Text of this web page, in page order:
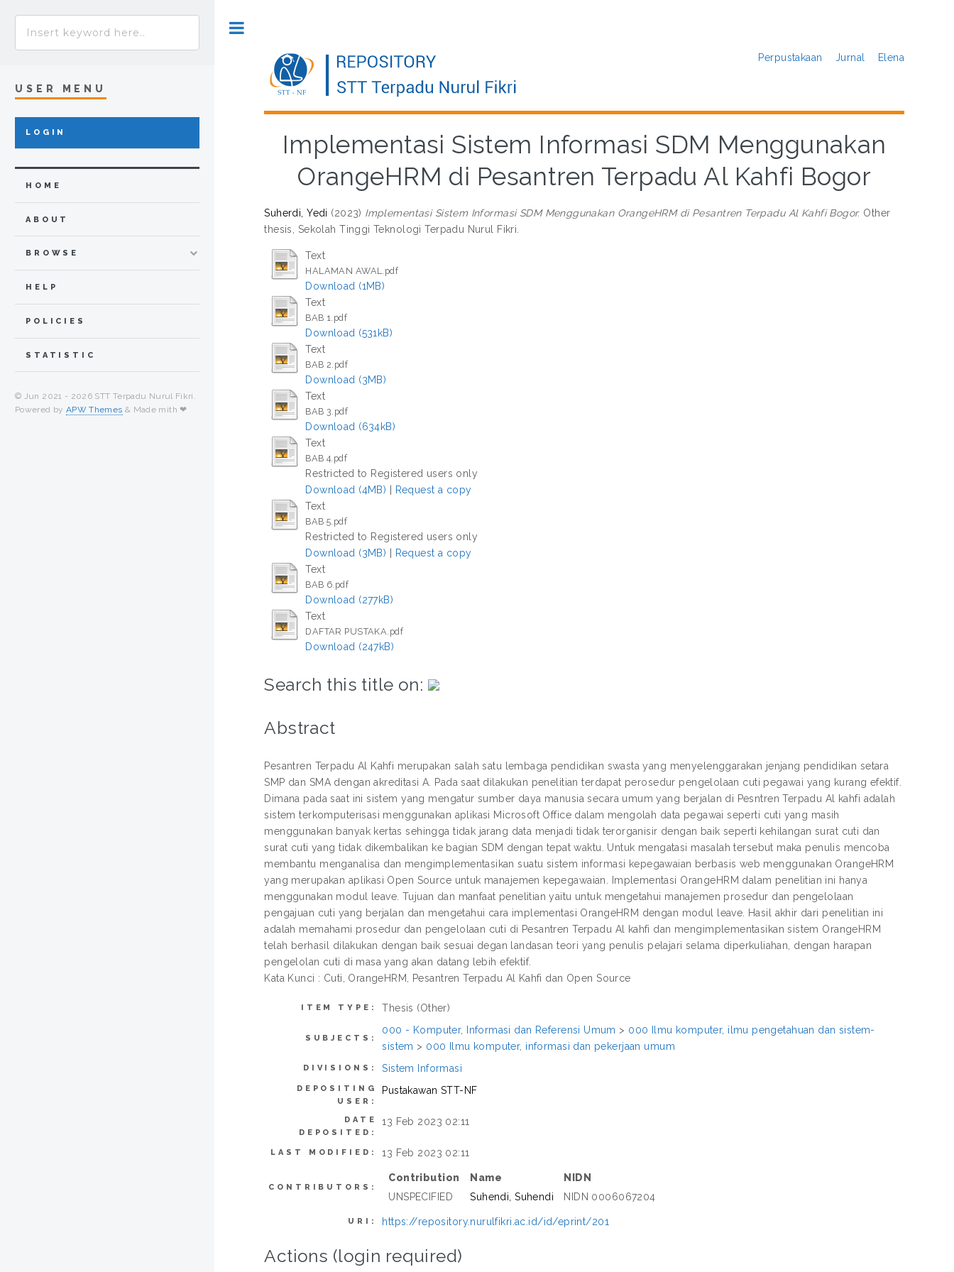
Perpustakaan Jurnal Elena
Implementasi Sistem Informasi SDM Menggunakan
OrangeHRM di Pesantren Terpadu Al Kahfi Bogor
Suherdi, Yedi (2023) Implementasi Sistem Informasi SDM Menggunakan OrangeHRM di Pesantren Terpadu Al Kahfi Bogor. Other
thesis, Sekolah Tinggi Teknologi Terpadu Nurul Fikri.
Text
HALAMAN AWAL.pdf
Download (1MB)
Text
BAB 1.pdf
Download (531kB)
Text
BAB 2.pdf
Download (3MB)
Text
BAB 3.pdf
Download (634kB)
Text
BAB 4.pdf
Restricted to Registered users only
Download (4MB) | Request a copy
Text
BAB 5.pdf
Restricted to Registered users only
Download (3MB) | Request a copy
Text
BAB 6.pdf
Download (277kB)
Text
DAFTAR PUSTAKA.pdf
Download (247kB)
Search this title on:
Abstract
Pesantren Terpadu Al Kahfi merupakan salah satu lembaga pendidikan swasta yang menyelenggarakan jenjang pendidikan setara
SMP dan SMA dengan akreditasi A. Pada saat dilakukan penelitian terdapat perosedur pengelolaan cuti pegawai yang kurang efektif.
Dimana pada saat ini sistem yang mengatur sumber daya manusia secara umum yang berjalan di Pesntren Terpadu Al kahfi adalah
sistem terkomputerisasi menggunakan aplikasi Microsoft Office dalam mengolah data pegawai seperti cuti yang masih
menggunakan banyak kertas sehingga tidak jarang data menjadi tidak terorganisir dengan baik seperti kehilangan surat cuti dan
surat cuti yang tidak dikembalikan ke bagian SDM dengan tepat waktu. Untuk mengatasi masalah tersebut maka penulis mencoba
membantu menganalisa dan mengimplementasikan suatu sistem informasi kepegawaian berbasis web menggunakan OrangeHRM
yang merupakan aplikasi Open Source untuk manajemen kepegawaian. Implementasi OrangeHRM dalam penelitian ini hanya
menggunakan modul leave. Tujuan dan manfaat penelitian yaitu untuk mengetahui manajemen prosedur dan pengelolaan
pengajuan cuti yang berjalan dan mengetahui cara implementasi OrangeHRM dengan modul leave. Hasil akhir dari penelitian ini
adalah memahami prosedur dan pengelolaan cuti di Pesantren Terpadu Al kahfi dan mengimplementasikan sistem OrangeHRM
telah berhasil dilakukan dengan baik sesuai degan landasan teori yang penulis pelajari selama diperkuliahan, dengan harapan
pengelolan cuti di masa yang akan datang lebih efektif.
Kata Kunci : Cuti, OrangeHRM, Pesantren Terpadu Al Kahfi dan Open Source
ITEM TYPE: Thesis (Other)
SUBJECTS:
000 - Komputer, Informasi dan Referensi Umum > 000 Ilmu komputer, ilmu pengetahuan dan sistem-
sistem > 000 Ilmu komputer, informasi dan pekerjaan umum
DIVISIONS: Sistem Informasi
DEPOSITING
USER:
Pustakawan STT-NF
DATE
DEPOSITED:
13 Feb 2023 02:11
LAST MODIFIED: 13 Feb 2023 02:11
CONTRIBUTORS:
Contribution Name
NIDN
UNSPECIFIED
Suhendi, Suhendi NIDN 0006067204
URI: https://repository.nurulfikri.ac.id/id/eprint/201
Actions (login required)
USER MENU
LOGIN
HOME
ABOUT
BROWSE
HELP
POLICIES
STATISTIC
© Jun 2021 - 2026 STT Terpadu Nurul Fikri.
Powered by APW Themes & Made mith ❤